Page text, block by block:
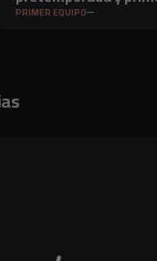
vista
PRIMER EQUIPO